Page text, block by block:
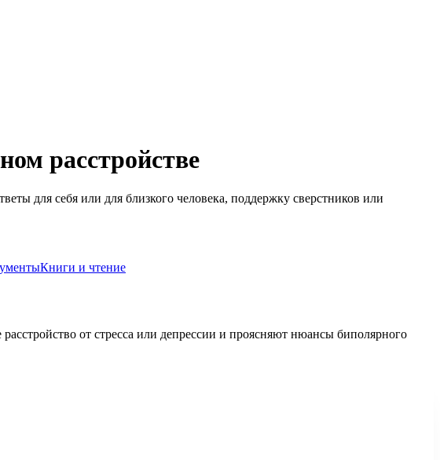
расстройстве
для себя или для близкого человека, поддержку сверстников или
Книги и чтение
от стресса или депрессии и проясняют нюансы биполярного